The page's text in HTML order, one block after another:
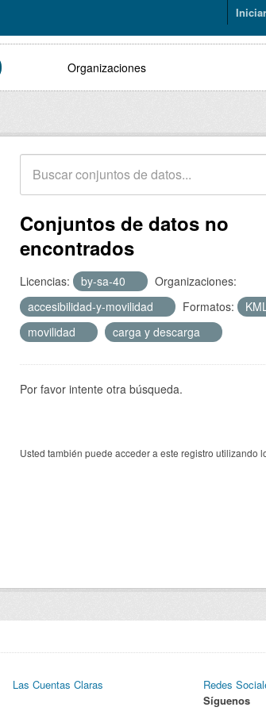
Organizaciones
Conjuntos de datos no
encontrados
Licencias: by-sa-40
Organizaciones:
accesibilidad-y-movilidad
Formatos:
movilidad
carga y descarga
Por favor intente otra búsqueda.
Usted también puede acceder a este registro utilizando
Las Cuentas Claras
Redes
Síguenos